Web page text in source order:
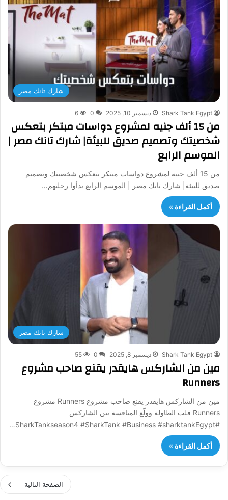
شارك تانك مصر
Shark Tank Egypt ديسمبر 10, 2025 0
6
من 15 ألف جنيه لمشروع دواسات مبتكر بتعكس
شخصيتك وتصميم صديق للبيئة| شارك تانك مصر |
الموسم الرابع
من 15 ألف جنيه لمشروع دواسات مبتكر بتعكس شخصيتك وتصميم
صديق للبيئة| شارك تانك مصر | الموسم الرابع بدأوا رحلتهم…
أكمل القراءة »
شارك تانك مصر
Shark Tank Egypt ديسمبر 8, 2025 0
55
مين من الشاركس هايقدر يقنع صاحب مشروع
Runners
مين من الشاركس هايقدر يقنع صاحب مشروع Runners مشروع
Runners قلب الطاولة وولّع المنافسة بين الشاركس
#SharkTankseason4 #SharkTank #Business #sharktankEgypt…
أكمل القراءة »
الصفحة التالية